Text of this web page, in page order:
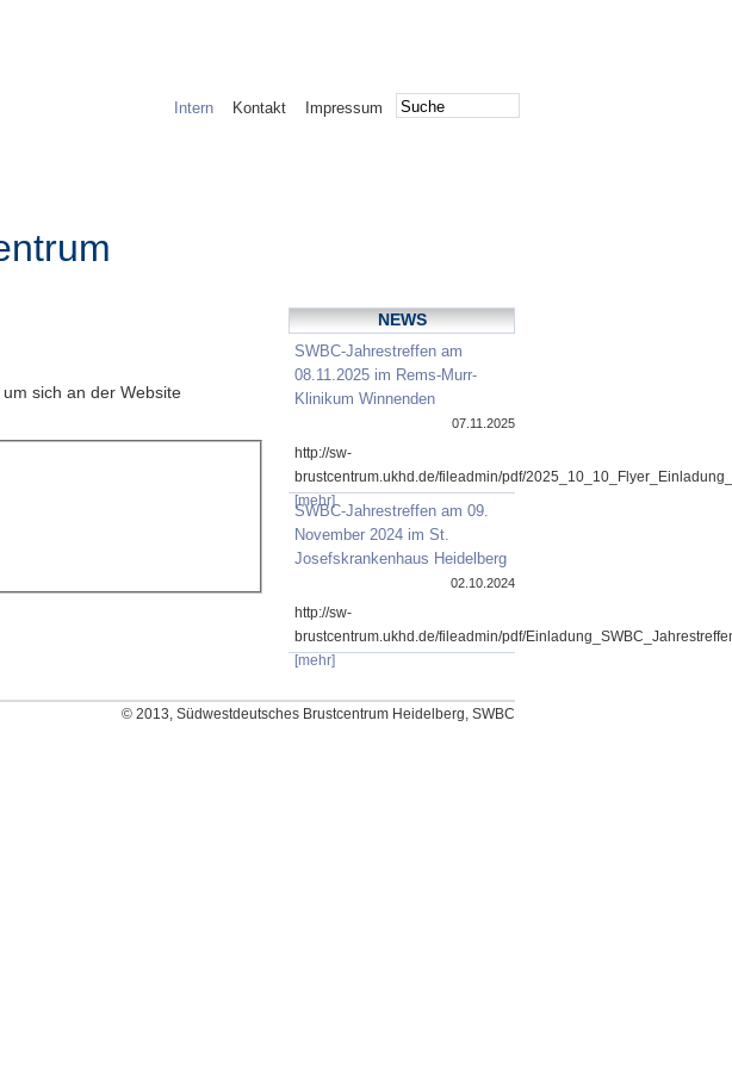
Intern Kontakt Impressum
sich an der Website
NEWS
SWBC-Jahrestreffen am
08.11.2025 im Rems-Murr-
Klinikum Winnenden
07.11.2025
http://sw-
brustcentrum.ukhd.de/fileadmin/pdf/
[mehr]
SWBC-Jahrestreffen am 09.
November 2024 im St.
Josefskrankenhaus Heidelberg
02.10.2024
http://sw-
brustcentrum.ukhd.de/fileadmin/pdf/
[mehr]
© 2013, Südwestdeutsches Brustcentrum Heidelberg, SWBC